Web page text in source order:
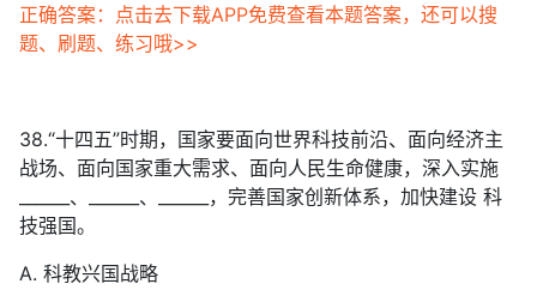
正确答案：点击去下载APP免费查看本题答案，还可以搜
题、刷题、练习哦>>
38.“十四五”时期，国家要面向世界科技前沿、面向经济主
战场、面向国家重大需求、面向人民生命健康，深入实施
______、______、______，完善国家创新体系，加快建设 科
技强国。
A. 科教兴国战略